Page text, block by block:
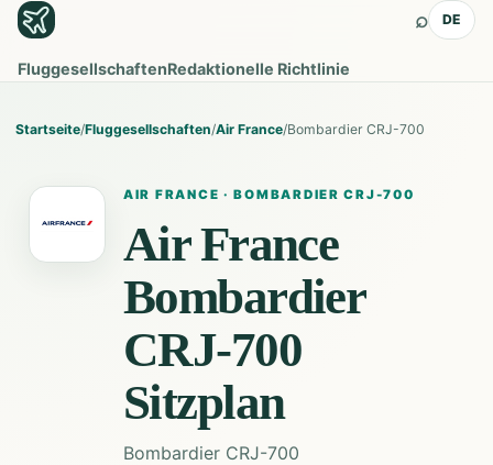
FluggesellschaftenRedaktionelle Richtlinie
⌕ DE
Startseite/Fluggesellschaften/Air France/Bombardier CRJ-700
AIR FRANCE ·BOMBARDIER CRJ-700
Air France
Bombardier
CRJ-700
Sitzplan
Bombardier CRJ-700